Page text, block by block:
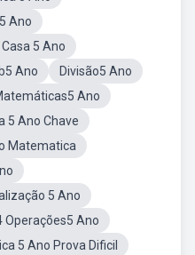
Ano
5 Ano
Ano
Divisão5 Ano
Ano
5 Ano Chave
Matematica
5 Ano
Operações5 Ano
5 Ano Prova Dificil